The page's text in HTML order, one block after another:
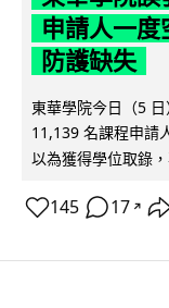
申請人一
防護缺失
東華學院今日（5
11,139 名課程申請
以為獲得學位取錄
145 17 ↗